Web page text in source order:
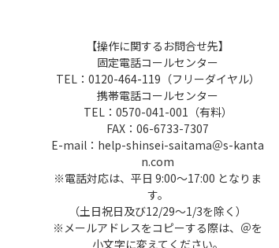
【操作に関するお問合せ先】
固定電話コールセンター
TEL：0120-464-119（フリーダイヤル）
携帯電話コールセンター
TEL：0570-041-001（有料）
FAX：06-6733-7307
E-mail：help-shinsei-saitama＠s-kanta
n.com
※電話対応は、平日 9:00～17:00 となりま
す。
（土日祝日及び12/29～1/3を除く）
※メールアドレスをコピーする際は、＠を
小文字に変えてください。